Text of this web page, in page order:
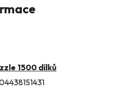
1500 dílků